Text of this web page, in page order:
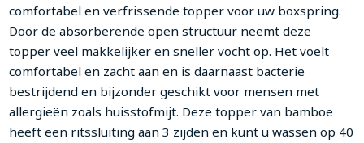
comfortabel en verfrissende topper voor uw boxspring.
Door de absorberende open structuur neemt deze
topper veel makkelijker en sneller vocht op. Het voelt
comfortabel en zacht aan en is daarnaast bacterie
bestrijdend en bijzonder geschikt voor mensen met
allergieën zoals huisstofmijt. Deze topper van bamboe
heeft een ritssluiting aan 3 zijden en kunt u wassen op 40